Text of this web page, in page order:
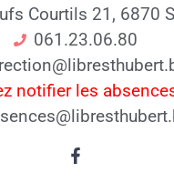
Courtils 21, 6870
061.23.06.80
notifier les